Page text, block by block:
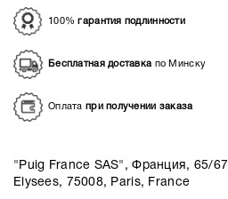
100%гарантия подлинности
Бесплатная доставкапо Минску
Оплата при получении заказа
"Puig France SAS", Франция, 65/
Elysees, 75008, Paris, France